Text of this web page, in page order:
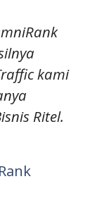
kami
Ritel.